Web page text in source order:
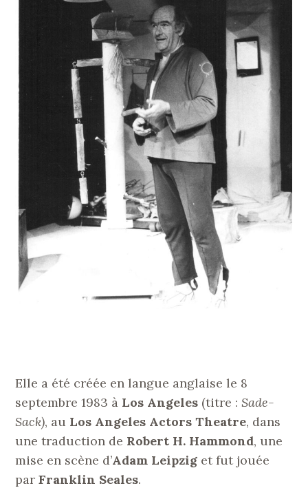
Elle a été créée en langue anglaise le 8
septembre 1983 à Los Angeles (titre :Sade-
Sack), au Los Angeles Actors Theatre, dans
une traduction de Robert H. Hammond, une
mise en scène d’Adam Leipzig et fut jouée
parFranklin Seales.